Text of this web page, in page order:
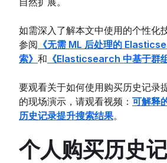
如需深入了解本文中使用的个性化
参阅 《无需 ML 后处理的
索》 和 《Elasticsearch 中基于群
要观看关于如何使用购买历史记录
的现场演示，请观看视频： 可解释
历史记录提升搜索结果。
个人购买历史